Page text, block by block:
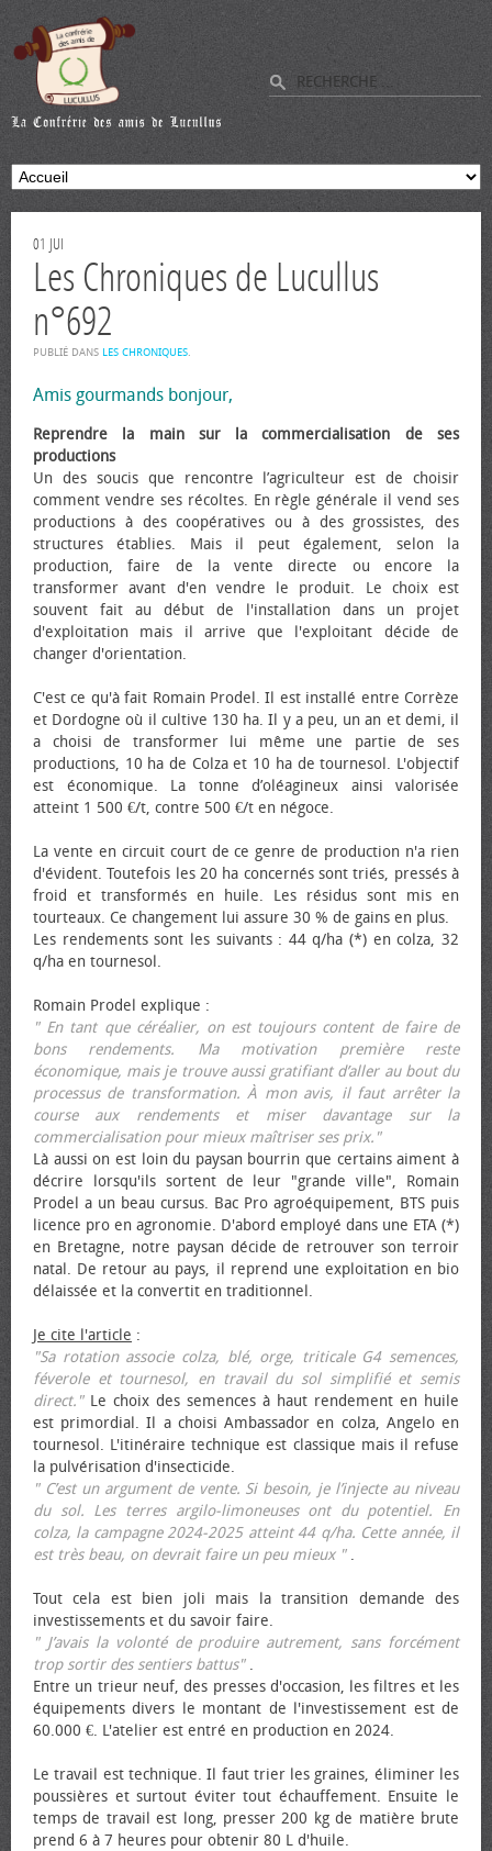
01 JUI
Les Chroniques de Lucullus
n°692
PUBLIÉ DANS LES CHRONIQUES.
Amis gourmands bonjour,
Reprendre la main sur la commercialisation de ses
productions
Un des soucis que rencontre l’agriculteur est de choisir
comment vendre ses récoltes. En règle générale il vend ses
productions à des coopératives ou à des grossistes, des
structures établies. Mais il peut également, selon la
production, faire de la vente directe ou encore la
transformer avant d'en vendre le produit. Le choix est
souvent fait au début de l'installation dans un projet
d'exploitation mais il arrive que l'exploitant décide de
changer d'orientation.
C'est ce qu'à fait Romain Prodel. Il est installé entre Corrèze
et Dordogne où il cultive 130 ha. Il y a peu, un an et demi, il
a choisi de transformer lui même une partie de ses
productions, 10 ha de Colza et 10 ha de tournesol. L'objectif
est économique. La tonne d’oléagineux ainsi valorisée
atteint 1 500 €/t, contre 500 €/t en négoce.
La vente en circuit court de ce genre de production n'a rien
d'évident. Toutefois les 20 ha concernés sont triés, pressés à
froid et transformés en huile. Les résidus sont mis en
tourteaux. Ce changement lui assure 30 % de gains en plus.
Les rendements sont les suivants : 44 q/ha (*) en colza, 32
q/ha en tournesol.
Romain Prodel explique :
" En tant que céréalier, on est toujours content de faire de
bons rendements. Ma motivation première reste
économique, mais je trouve aussi gratifiant d’aller au bout du
processus de transformation. À mon avis, il faut arrêter la
course aux rendements et miser davantage sur la
commercialisation pour mieux maîtriser ses prix."
Là aussi on est loin du paysan bourrin que certains aiment à
décrire lorsqu'ils sortent de leur "grande ville", Romain
Prodel a un beau cursus. Bac Pro agroéquipement, BTS puis
licence pro en agronomie. D'abord employé dans une ETA (*)
en Bretagne, notre paysan décide de retrouver son terroir
natal. De retour au pays, il reprend une exploitation en bio
délaissée et la convertit en traditionnel.
Je cite l'article :
"Sa rotation associe colza, blé, orge, triticale G4 semences,
féverole et tournesol, en travail du sol simplifié et semis
direct."Le choix des semences à haut rendement en huile
est primordial. Il a choisi Ambassador en colza, Angelo en
tournesol. L'itinéraire technique est classique mais il refuse
la pulvérisation d'insecticide.
" C’est un argument de vente. Si besoin, je l’injecte au niveau
du sol. Les terres argilo-limoneuses ont du potentiel. En
colza, la campagne 2024-2025 atteint 44 q/ha. Cette année, il
est très beau, on devrait faire un peu mieux ".
Tout cela est bien joli mais la transition demande des
investissements et du savoir faire.
" J’avais la volonté de produire autrement, sans forcément
trop sortir des sentiers battus".
Entre un trieur neuf, des presses d'occasion, les filtres et les
équipements divers le montant de l'investissement est de
60.000 €. L'atelier est entré en production en 2024.
Le travail est technique. Il faut trier les graines, éliminer les
poussières et surtout éviter tout échauffement. Ensuite le
temps de travail est long, presser 200 kg de matière brute
prend 6 à 7 heures pour obtenir 80 L d'huile.